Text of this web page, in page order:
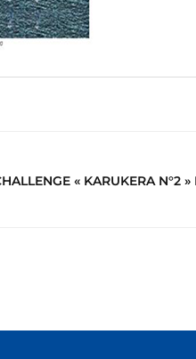
« KARUKERA N°2 »